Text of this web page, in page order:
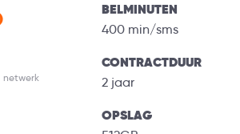
netwerk
BELMINUTEN
400 min/sms
CONTRACTDUUR
2 jaar
OPSLAG